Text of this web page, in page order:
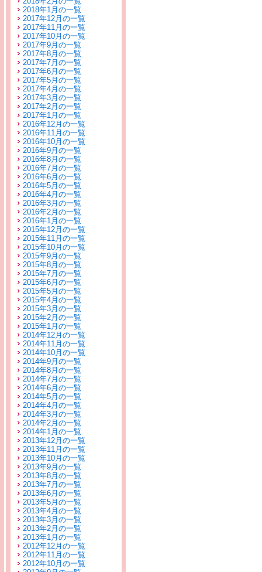
2018年1月の一覧
2017年12月の一覧
2017年11月の一覧
2017年10月の一覧
2017年9月の一覧
2017年8月の一覧
2017年7月の一覧
2017年6月の一覧
2017年5月の一覧
2017年4月の一覧
2017年3月の一覧
2017年2月の一覧
2017年1月の一覧
2016年12月の一覧
2016年11月の一覧
2016年10月の一覧
2016年9月の一覧
2016年8月の一覧
2016年7月の一覧
2016年6月の一覧
2016年5月の一覧
2016年4月の一覧
2016年3月の一覧
2016年2月の一覧
2016年1月の一覧
2015年12月の一覧
2015年11月の一覧
2015年10月の一覧
2015年9月の一覧
2015年8月の一覧
2015年7月の一覧
2015年6月の一覧
2015年5月の一覧
2015年4月の一覧
2015年3月の一覧
2015年2月の一覧
2015年1月の一覧
2014年12月の一覧
2014年11月の一覧
2014年10月の一覧
2014年9月の一覧
2014年8月の一覧
2014年7月の一覧
2014年6月の一覧
2014年5月の一覧
2014年4月の一覧
2014年3月の一覧
2014年2月の一覧
2014年1月の一覧
2013年12月の一覧
2013年11月の一覧
2013年10月の一覧
2013年9月の一覧
2013年8月の一覧
2013年7月の一覧
2013年6月の一覧
2013年5月の一覧
2013年4月の一覧
2013年3月の一覧
2013年2月の一覧
2013年1月の一覧
2012年12月の一覧
2012年11月の一覧
2012年10月の一覧